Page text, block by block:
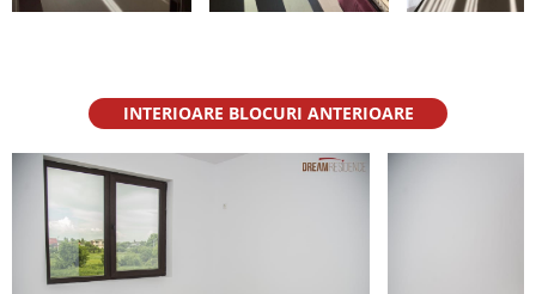
INTERIOARE BLOCURI ANTERIOARE